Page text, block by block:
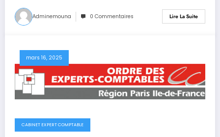
Adminemouna 0 Commentaires Lire La Suite
mars 16, 2025
CABINET EXPERT COMPTABLE